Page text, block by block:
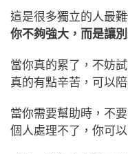
這是很多獨立的人最
你不夠強大，而是讓
當你真的累了，不妨
真的有點辛苦，可以陪
當你需要幫助時，不
個人處理不了，你可以